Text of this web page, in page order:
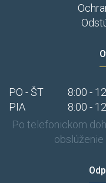
PO - ŠT 8:00 -
PIA
8:00 -
Po telefonickom
obslúženie